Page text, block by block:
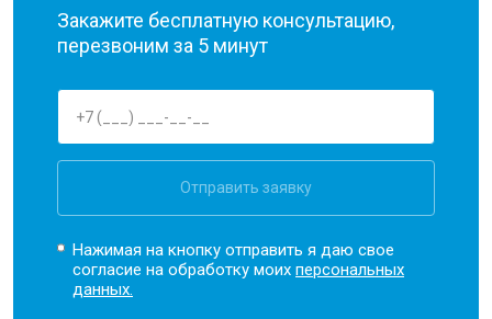
Закажите бесплатную консультацию,
перезвоним за 5 минут
Отправить заявку
Нажимая на кнопку отправить я даю свое
согласие на обработку моихперсональных
данных.